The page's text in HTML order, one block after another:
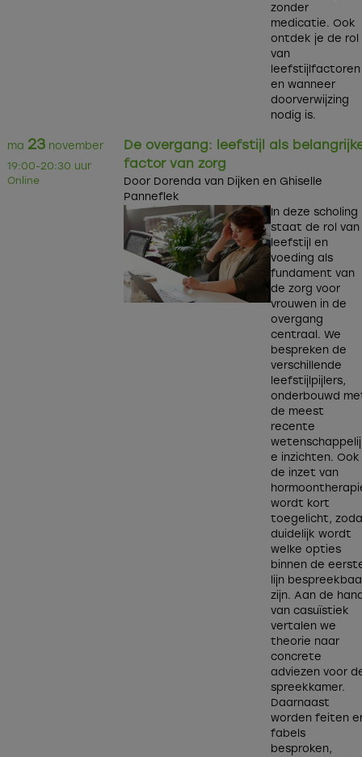
zonder
medicatie. Ook
ontdek je de rol
van
leefstijlfactoren
en wanneer
doorverwijzing
nodig is.
ma 23 november
19:00-20:30 uur
Online
De overgang: leefstijl als
factor van zorg
Door Dorenda van Dijken en Ghiselle
Panneflek
In deze scholing
staat de rol van
leefstijl en
voeding als
fundament van
de zorg voor
vrouwen in de
overgang
centraal. We
bespreken de
verschillende
leefstijlpijlers,
onderbouwd
de meest
recente
e inzichten. Ook
de inzet van
wordt kort
toegelicht,
duidelijk wordt
welke opties
binnen de
lijn
zijn. Aan de
van casuïstiek
vertalen we
theorie naar
concrete
adviezen voor
spreekkamer.
Daarnaast
worden feiten
fabels
besproken,